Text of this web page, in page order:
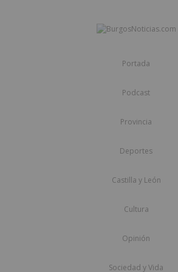
Portada
Podcast
Provincia
Deportes
Castilla y León
Cultura
Opinión
Sociedad y Vida